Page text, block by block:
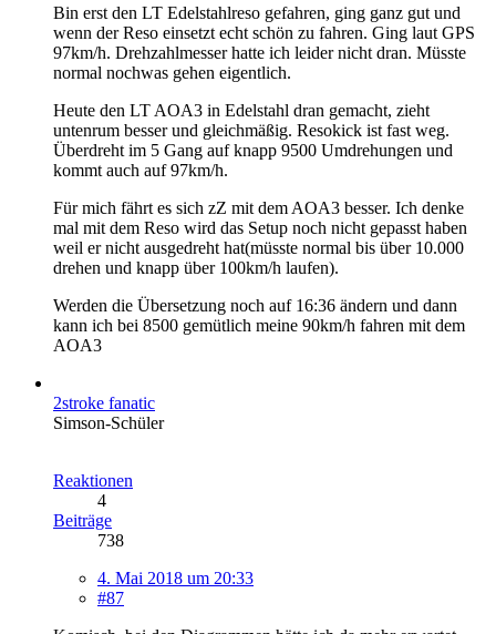
Bin erst den LT Edelstahlreso gefahren, ging ganz gut und
wenn der Reso einsetzt echt schön zu fahren. Ging laut GPS
97km/h. Drehzahlmesser hatte ich leider nicht dran. Müsste
normal nochwas gehen eigentlich.
Heute den LT AOA3 in Edelstahl dran gemacht, zieht
untenrum besser und gleichmäßig. Resokick ist fast weg.
Überdreht im 5 Gang auf knapp 9500 Umdrehungen und
kommt auch auf 97km/h.
Für mich fährt es sich zZ mit dem AOA3 besser. Ich denke
mal mit dem Reso wird das Setup noch nicht gepasst haben
weil er nicht ausgedreht hat(müsste normal bis über 10.000
drehen und knapp über 100km/h laufen).
Werden die Übersetzung noch auf 16:36 ändern und dann
kann ich bei 8500 gemütlich meine 90km/h fahren mit dem
AOA3
2stroke fanatic
Simson-Schüler
Reaktionen
4
Beiträge
738
4. Mai 2018 um 20:33
#87